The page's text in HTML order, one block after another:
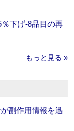
下げ‐8品目の再
もっと見る »
副作用情報を迅